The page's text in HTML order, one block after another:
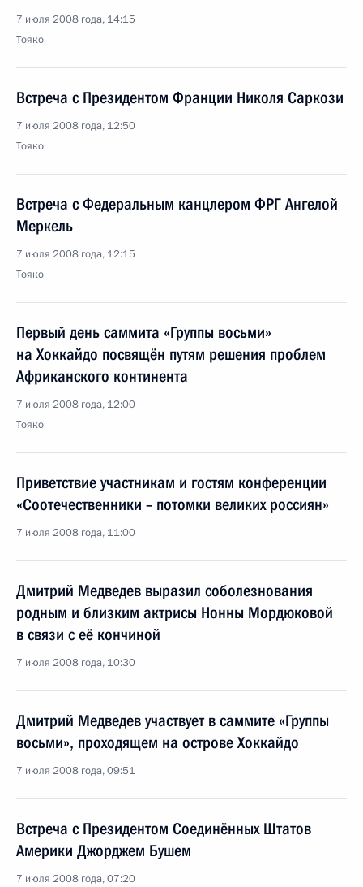
7 июля 2008 года, 14:15
Тояко
Встреча с Президентом Франции Николя Саркози
7 июля 2008 года, 12:50
Тояко
Встреча с Федеральным канцлером ФРГ Ангелой
Меркель
7 июля 2008 года, 12:15
Тояко
Первый день саммита «Группы восьми»
на Хоккайдо посвящён путям решения проблем
Африканского континента
7 июля 2008 года, 12:00
Тояко
Приветствие участникам и гостям конференции
«Соотечественники – потомки великих россиян»
7 июля 2008 года, 11:00
Дмитрий Медведев выразил соболезнования
родным и близким актрисы Нонны Мордюковой
в связи с её кончиной
7 июля 2008 года, 10:30
Дмитрий Медведев участвует в саммите «Группы
восьми», проходящем на острове Хоккайдо
7 июля 2008 года, 09:51
Встреча с Президентом Соединённых Штатов
Америки Джорджем Бушем
7 июля 2008 года, 07:20